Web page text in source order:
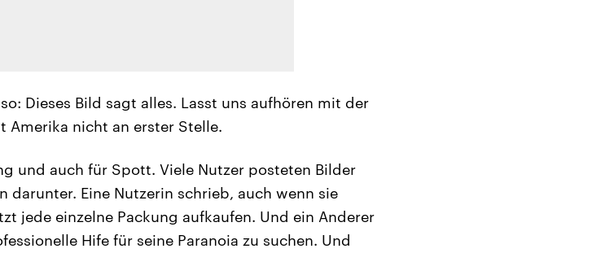
Dieses Bild sagt alles. Lasst uns aufhören mit der
Amerika nicht an erster Stelle.
und auch für Spott. Viele Nutzer posteten Bilder
darunter. Eine Nutzerin schrieb, auch wenn sie
jede einzelne Packung aufkaufen. Und ein Anderer
Hife für seine Paranoia zu suchen. Und